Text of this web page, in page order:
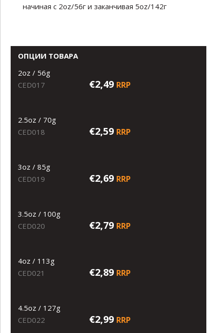
начиная с 2oz/56г и заканчивая 5oz/142г
ОПЦИИ ТОВАРА
2oz / 56g
CED017
€2,49 RRP
2.5oz / 70g
CED018
€2,59 RRP
3oz / 85g
CED019
€2,69 RRP
3.5oz / 100g
CED020
€2,79 RRP
4oz / 113g
CED021
€2,89 RRP
4.5oz / 127g
CED022
€2,99 RRP